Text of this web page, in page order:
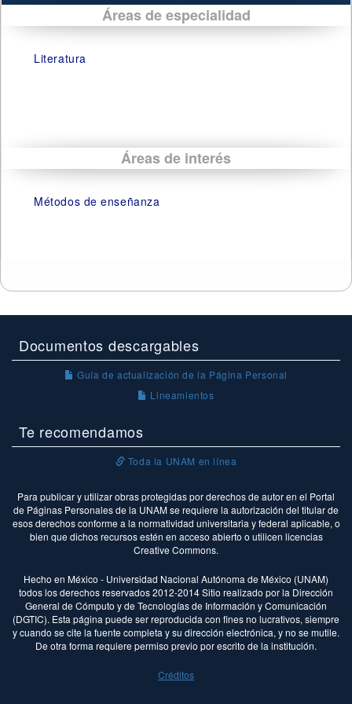
Áreas de especialidad
Literatura
Áreas de interés
Métodos de enseñanza
Documentos descargables
Guía de actualización de la Página Personal
Lineamientos
Te recomendamos
Toda la UNAM en línea
Para publicar y utilizar obras protegidas por derechos de autor en el Portal
de Páginas Personales de la UNAM se requiere la autorización del titular de
esos derechos conforme a la normatividad universitaria y federal aplicable, o
bien que dichos recursos estén en acceso abierto o utilicen licencias
Creative Commons.
Hecho en México - Universidad Nacional Autónoma de México (UNAM)
todos los derechos reservados 2012-2014 Sitio realizado por la Dirección
General de Cómputo y de Tecnologías de Información y Comunicación
(DGTIC). Esta página puede ser reproducida con fines no lucrativos, siempre
y cuando se cite la fuente completa y su dirección electrónica, y no se mutile.
De otra forma requiere permiso previo por escrito de la institución.
Créditos